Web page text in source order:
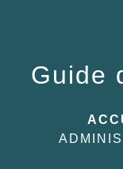
Guide